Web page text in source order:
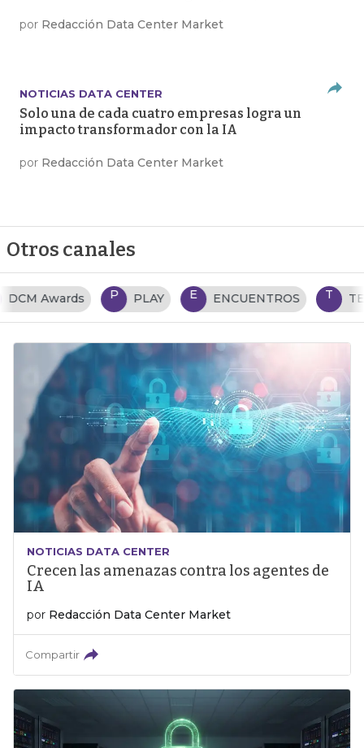
por Redacción Data Center Market
NOTICIAS DATA CENTER
Solo una de cada cuatro empresas logra un
impacto transformador con la IA
por Redacción Data Center Market
Otros canales
P PLAY E ENCUENTROS T TENDENCIAS TI
NOTICIAS DATA CENTER
Crecen las amenazas contra los agentes de
IA
por Redacción Data Center Market
Compartir